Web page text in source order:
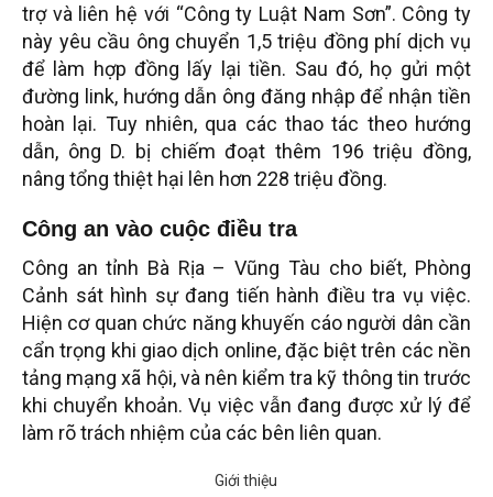
trợ và liên hệ với “Công ty Luật Nam Sơn”. Công ty
này yêu cầu ông chuyển 1,5 triệu đồng phí dịch vụ
để làm hợp đồng lấy lại tiền. Sau đó, họ gửi một
đường link, hướng dẫn ông đăng nhập để nhận tiền
hoàn lại. Tuy nhiên, qua các thao tác theo hướng
dẫn, ông D. bị chiếm đoạt thêm 196 triệu đồng,
nâng tổng thiệt hại lên hơn 228 triệu đồng.
Công an vào cuộc điều tra
Công an tỉnh Bà Rịa – Vũng Tàu cho biết, Phòng
Cảnh sát hình sự đang tiến hành điều tra vụ việc.
Hiện cơ quan chức năng khuyến cáo người dân cần
cẩn trọng khi giao dịch online, đặc biệt trên các nền
tảng mạng xã hội, và nên kiểm tra kỹ thông tin trước
khi chuyển khoản. Vụ việc vẫn đang được xử lý để
làm rõ trách nhiệm của các bên liên quan.